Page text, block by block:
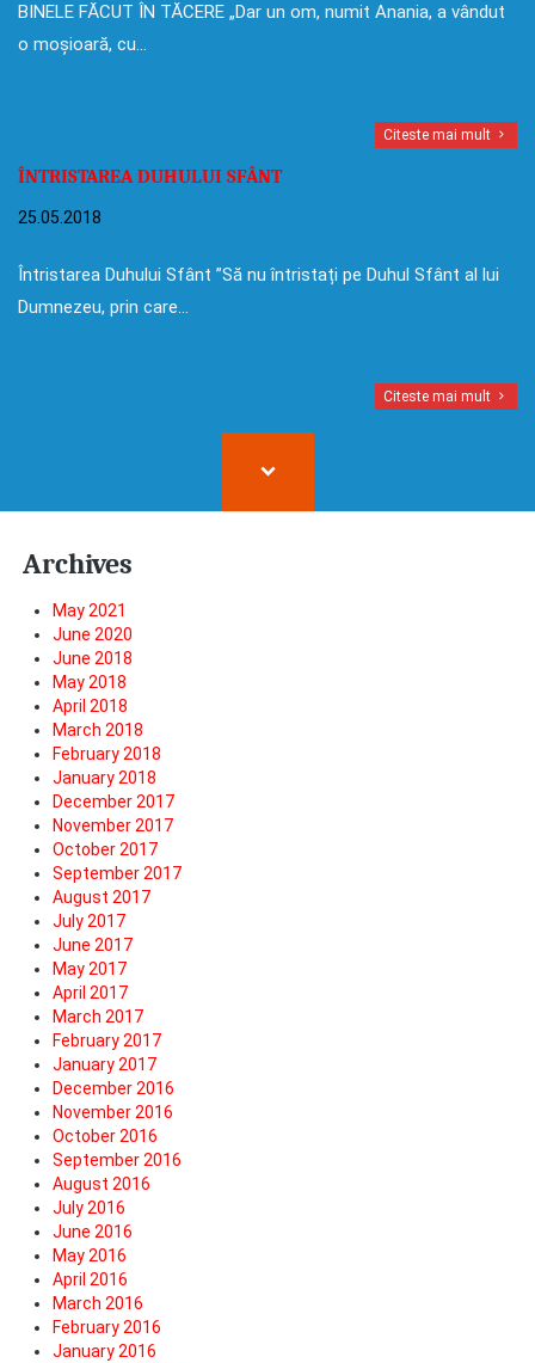
BINELE FĂCUT ÎN TĂCERE „Dar un om, numit Anania, a vândut
o moșioară, cu…
Citeste mai mult
ÎNTRISTAREA DUHULUI SFÂNT
25.05.2018
Întristarea Duhului Sfânt ”Să nu întristați pe Duhul Sfânt al lui
Dumnezeu, prin care…
Citeste mai mult
Archives
May 2021
June 2020
June 2018
May 2018
April 2018
March 2018
February 2018
January 2018
December 2017
November 2017
October 2017
September 2017
August 2017
July 2017
June 2017
May 2017
April 2017
March 2017
February 2017
January 2017
December 2016
November 2016
October 2016
September 2016
August 2016
July 2016
June 2016
May 2016
April 2016
March 2016
February 2016
January 2016